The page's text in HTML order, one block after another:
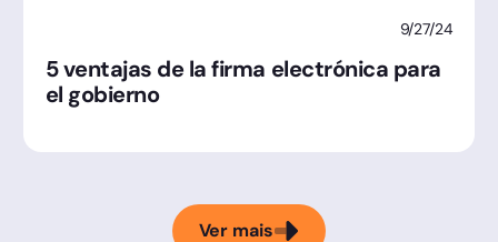
9/27/24
5 ventajas de la firma electrónica para
el gobierno
Ver mais